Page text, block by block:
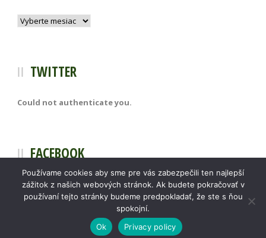
Archív
TWITTER
Could not authenticate you.
FACEBOOK
Slovenská asociácia Frisbee 2017
Používame cookies aby sme pre vás zabezpečili ten najlepší
zážitok z našich webových stránok. Ak budete pokračovať v
používaní tejto stránky budeme predpokladať, že ste s ňou
spokojní.
Ok
Privacy policy